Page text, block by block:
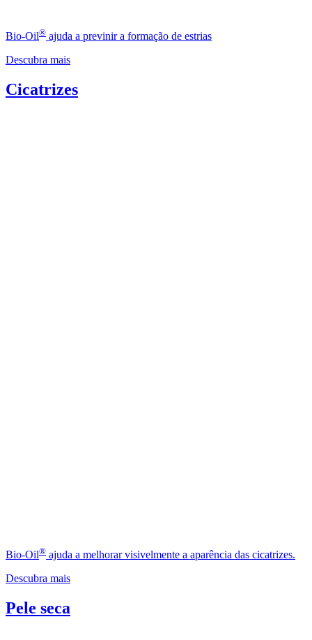
Bio-Oil® ajuda a previnir a formação de estrias
Descubra mais
Cicatrizes
Bio-Oil® ajuda a melhorar visivelmente a aparência das cicatrizes.
Descubra mais
Pele seca